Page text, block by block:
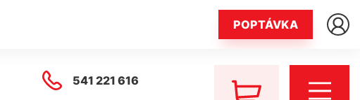
POPTÁVKA
541 221 616